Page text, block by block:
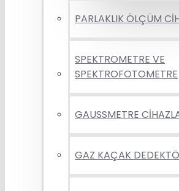
PARLAKLIK ÖLÇÜM
SPEKTROMETRE VE
SPEKTROFOTOMETRE
GAUSSMETRE
GAZ KAÇAK